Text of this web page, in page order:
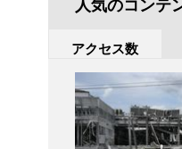
アクセス数